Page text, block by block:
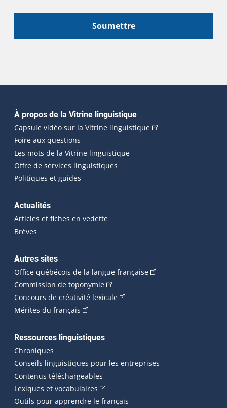
Soumettre
Navigation principale
À propos de la Vitrine linguistique
Capsule vidéo sur la Vitrine linguistique(Cet hyperlien
Foire aux questions
Les mots de la Vitrine linguistique
Offre de services linguistiques
Politiques et guides
Actualités
Articles et fiches en vedette
Brèves
Autres sites
Office québécois de la langue française(Cet hyperlien
Commission de toponymie(Cet hyperlien externe s'ouvrira
Concours de créativité lexicale(Cet hyperlien externe
Mérites du français (Cet hyperlien externe s'ouvrira dans une
Ressources linguistiques
Chroniques
Conseils linguistiques pour les entreprises
Contenus téléchargeables
Lexiques et vocabulaires (Cet hyperlien externe s'ouvrira
Outils pour apprendre le français